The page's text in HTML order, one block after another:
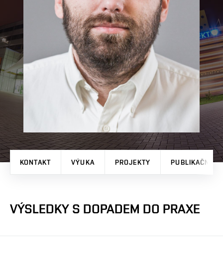
KONTAKT VÝUKA PROJEKTY PUBLIKAČNÍ
VÝSLEDKY S DOPADEM DO PRAXE